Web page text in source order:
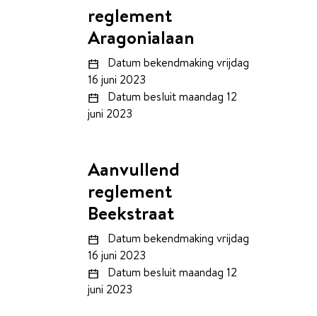
reglement
Aragonialaan
Datum bekendmaking vrijdag
16 juni 2023
Datum besluitmaandag 12
juni 2023
Aanvullend
reglement
Beekstraat
Datum bekendmaking vrijdag
16 juni 2023
Datum besluitmaandag 12
juni 2023